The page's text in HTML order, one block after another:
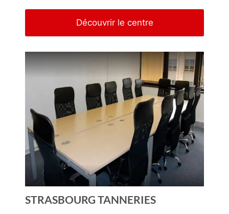
Découvrir le centre
STRASBOURG TANNERIES